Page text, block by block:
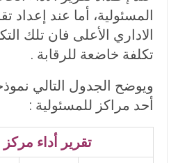
المسئولية، أما عند إعداد
الاداري الأعلى فان تلك
تكلفة خاضعة للرقابة .
ويوضح الجدول التالي
أحد مراكز للمسئولية :
تقرير أداء